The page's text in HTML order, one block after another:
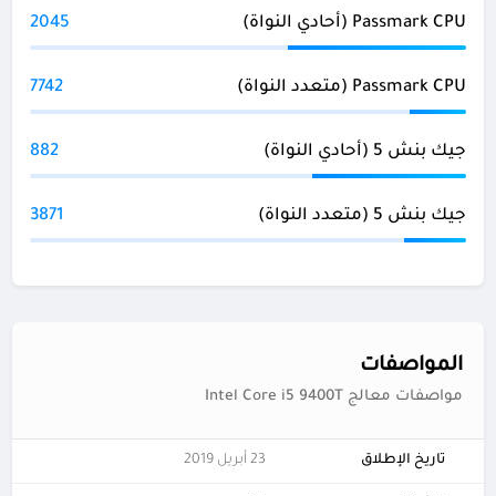
Passmark CPU (أحادي النواة) 2045
Passmark CPU (متعدد النواة) 7742
جيك بنش 5 (أحادي النواة) 882
جيك بنش 5 (متعدد النواة) 3871
المواصفات
مواصفات معالج Intel Core i5 9400T
تاريخ الإطلاق 23 أبريل 2019